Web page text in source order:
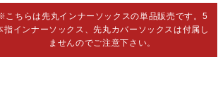
こちらは先丸インナーソックスの単品販売です。5
指インナーソックス、先丸カバーソックスは付属し
ませんのでご注意下さい。